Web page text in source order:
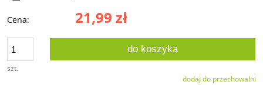
Cena: 21,99 zł
szt.
do koszyka
dodaj do przechowalni